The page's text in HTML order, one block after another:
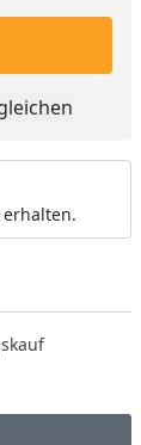
Produkt